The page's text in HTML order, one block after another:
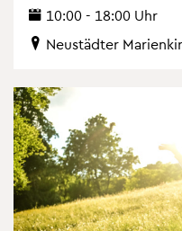
10:00 - 18:00 Uhr
Neu­städ­ter